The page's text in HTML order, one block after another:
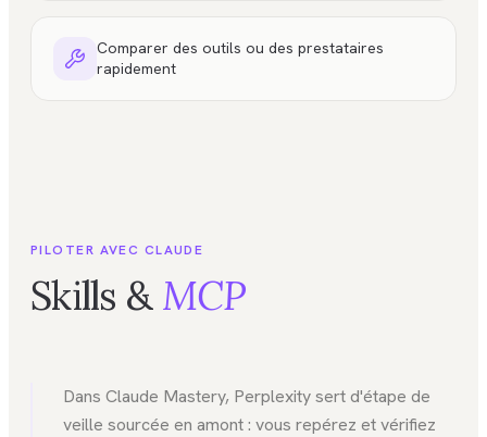
Comparer des outils ou des prestataires
rapidement
PILOTER AVEC CLAUDE
Skills &MCP
Dans Claude Mastery, Perplexity sert d'étape de
veille sourcée en amont : vous repérez et vérifiez